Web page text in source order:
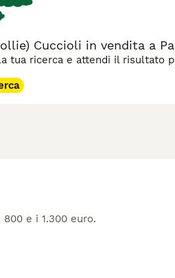
Cuccioli in vendita a
tua ricerca e attendi il risultato
e i 1.300 euro.